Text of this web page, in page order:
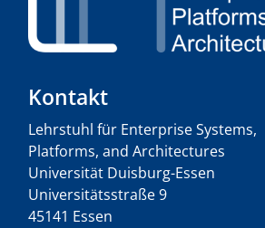
Kontakt
Lehrstuhl für Enterprise Systems,
Platforms, and Architectures
Universität Duisburg-Essen
Universitätsstraße 9
45141 Essen